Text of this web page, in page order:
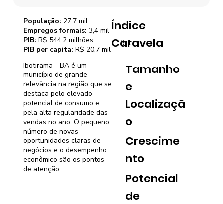
Ibotirama - BA é um
município de grande
relevância na região que se
destaca pelo elevado
potencial de consumo e
pela alta regularidade das
vendas no ano. O pequeno
número de novas
oportunidades claras de
negócios e o desempenho
econômico são os pontos
de atenção.
Índice
Caravela
3,1
Tamanho
e
Localizaçã
o
Crescime
nto
Potencial
de
População: 27,7 mil
Empregos formais: 3,4 mil
PIB: R$ 544,2 milhões
PIB per capita: R$ 20,7 mil